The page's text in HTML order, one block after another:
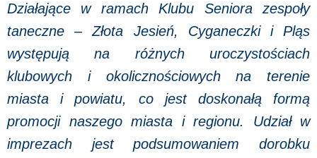
Działające w ramach Klubu Seniora zespoły
taneczne – Złota Jesień, Cyganeczki i Pląs
występują na różnych uroczystościach
klubowych i okolicznościowych na terenie
miasta i powiatu, co jest doskonałą formą
promocji naszego miasta i regionu. Udział w
imprezach jest podsumowaniem dorobku